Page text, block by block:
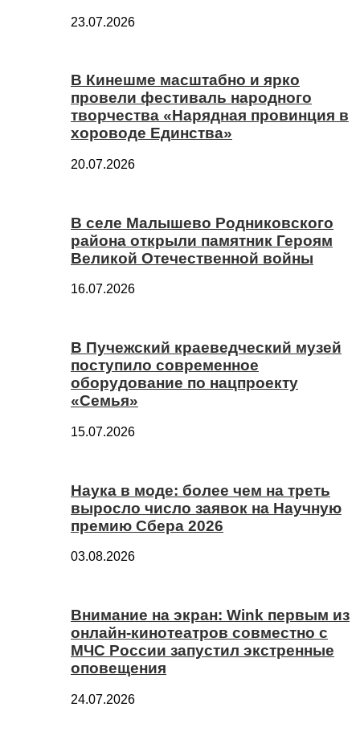
23.07.2026
В Кинешме масштабно и ярко
провели фестиваль народного
творчества «Нарядная провинция в
хороводе Единства»
20.07.2026
В селе Малышево Родниковского
района открыли памятник Героям
Великой Отечественной войны
16.07.2026
В Пучежский краеведческий музей
поступило современное
оборудование по нацпроекту
«Семья»
15.07.2026
Наука в моде: более чем на треть
выросло число заявок на Научную
премию Сбера 2026
03.08.2026
Внимание на экран: Wink первым из
онлайн-кинотеатров совместно с
МЧС России запустил экстренные
оповещения
24.07.2026